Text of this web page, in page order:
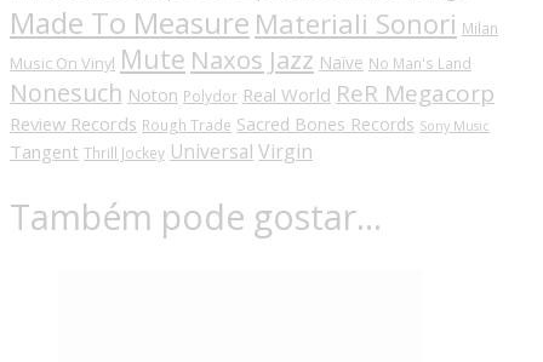
Made To Measure Materiali Sonori Milan
Music On Vinyl Mute Naxos Jazz Naïve No Man's Land
Nonesuch Noton Polydor Real World ReR Megacorp
Review Records Rough Trade Sacred Bones Records Sony Music
Tangent Thrill Jockey Universal Virgin
Também pode gostar…